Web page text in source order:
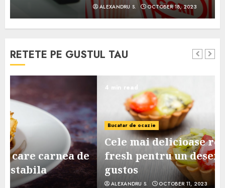
ALEXANDRU S. OCTOBER 18, 2023
RETETE PE GUSTUL TAU
Bucatar de ocazie
Cele mai delicioase retete de tarte
fresh pentru un desert sanatos si
gustos
ALEXANDRU S. OCTOBER 11, 2023